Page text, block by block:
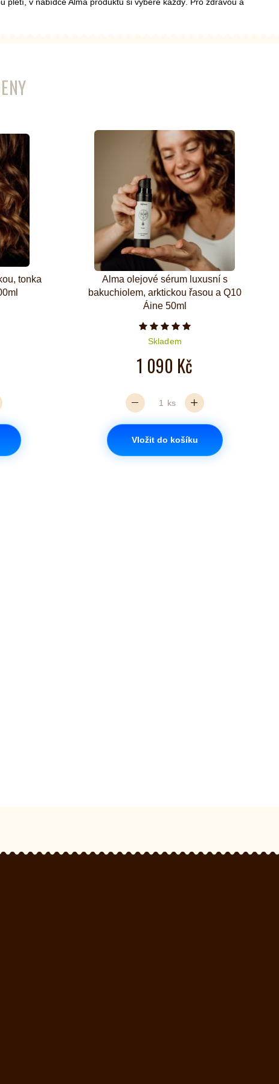
tonka
Alma olejové sérum luxusní s
bakuchiolem, arktickou řasou a Q10
Áine 50ml
Počet hvězdiček je 5 z 5
Skladem
1 090 Kč
ks
Vložit do košíku